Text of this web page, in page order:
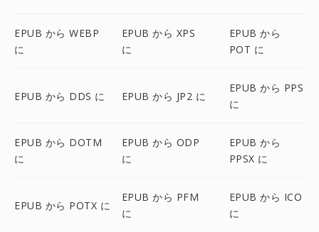
EPUB から WEBP
に
EPUB から XPS
に
EPUB から
POT に
EPUB から DDS に EPUB から JP2 に
EPUB から PPS
に
EPUB から DOTM
に
EPUB から ODP
に
EPUB から
PPSX に
EPUB から POTX に
EPUB から PFM
に
EPUB から ICO
に